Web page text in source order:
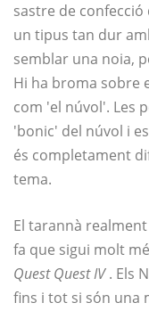
sastre de
un tipus tan dur
semblar una noia,
Hi ha broma sobre
com 'el núvol'. Les
'bonic' del núvol i
és completament
tema.
El tarannà
fa que sigui molt
Quest Quest IV. Els
fins i tot si són una